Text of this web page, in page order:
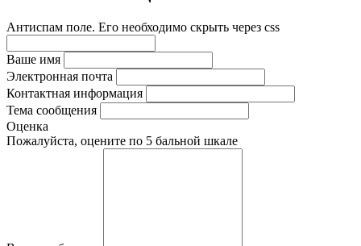
Антиспам поле. Его необходимо скрыть через css
Ваше имя
Электронная почта
Контактная информация
Тема сообщения
Оценка
Пожалуйста, оцените по 5 бальной шкале